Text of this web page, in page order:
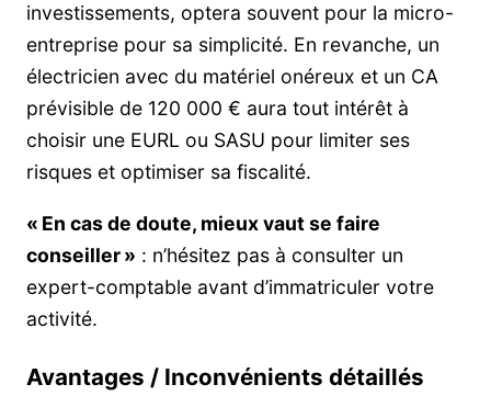
investissements, optera souvent pour la micro-
entreprise pour sa simplicité. En revanche, un
électricien avec du matériel onéreux et un CA
prévisible de 120 000 € aura tout intérêt à
choisir une EURL ou SASU pour limiter ses
risques et optimiser sa fiscalité.
« En cas de doute, mieux vaut se faire
conseiller » : n’hésitez pas à consulter un
expert-comptable avant d’immatriculer votre
activité.
Avantages / Inconvénients détaillés